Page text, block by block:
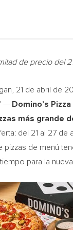
de precio del
21 de abril de
— Domino’s
más grande
del 21 al 27 de
pizzas de menú
para la